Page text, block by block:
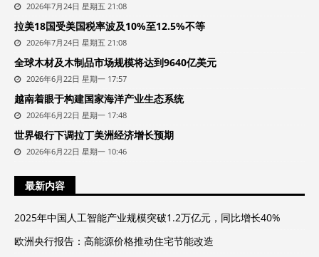
2026年7月24日 星期五 21:08
拉美18国受美国税率波及10%至12.5%不等
2026年7月24日 星期五 21:08
全球木材及木制品市场规模将达到9640亿美元
2026年6月22日 星期一 17:57
越南着眼于构建国家海洋产业生态系统
2026年6月22日 星期一 17:48
世界银行下调拉丁美洲经济增长预期
2026年6月22日 星期一 10:46
最新内容
2025年中国人工智能产业规模突破1.2万亿元，同比增长40%
欧洲央行报告：高能源价格推动住宅节能改造